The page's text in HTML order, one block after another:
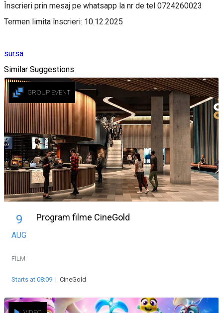
Înscrieri prin mesaj pe whatsapp la nr de tel 0724260023
Termen limita înscrieri: 10.12.2025
sursa
Similar Suggestions
GROUP EVENT
9
AUG
Program filme CineGold
FILM
Starts at 08:09 | CineGold